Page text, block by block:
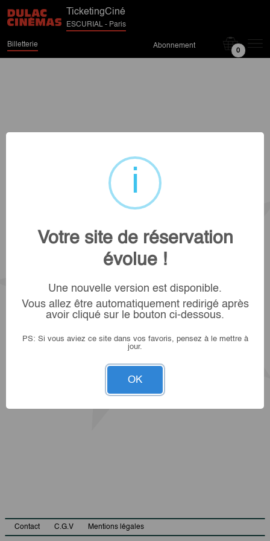
TicketingCiné
ESCURIAL - Paris
Billetterie Abonnement
0
Contact C.G.V Mentions légales
Votre site de réservation
évolue !
Une nouvelle version est disponible.
Vous allez être automatiquement redirigé après
avoir cliqué sur le bouton ci-dessous.
PS: Si vous aviez ce site dans vos favoris, pensez à le mettre à
jour.
OK